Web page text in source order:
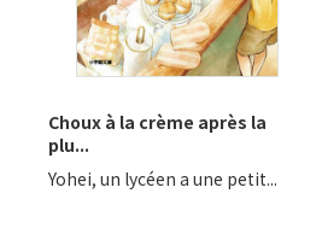
Choux à la crème après la
plu...
Yohei, un lycéen a une petit...